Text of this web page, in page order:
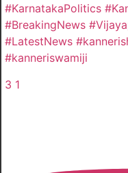
#KarnatakaPolitics
#BreakingNews
#LatestNews
#kanneriswamiji
3 1